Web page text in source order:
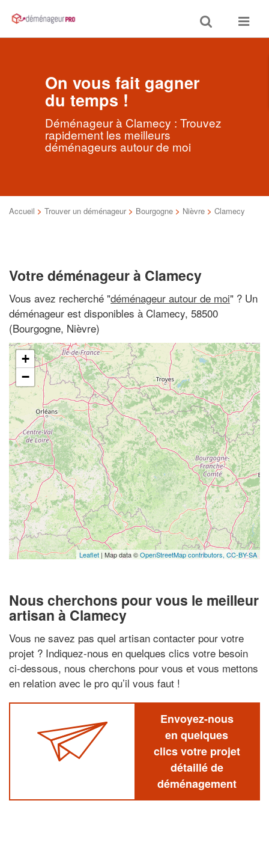
Toggle
search
Toggle
On vous fait gagner
du temps !
Déménageur à Clamecy : Trouvez
rapidement les meilleurs
déménageurs autour de moi
Accueil > Trouver un déménageur > Bourgogne > Nièvre > Clamecy
Votre déménageur à Clamecy
Vous avez recherché "déménageur autour de moi" ? Un
déménageur est disponibles à Clamecy, 58500
(Bourgogne, Nièvre)
+
−
Leaflet | Map data ©OpenStreetMap contributors, CC-BY-SA
Nous cherchons pour vous le meilleur
artisan à Clamecy
Vous ne savez pas quel artisan contacter pour votre
projet ? Indiquez-nous en quelques clics votre besoin
ci-dessous, nous cherchons pour vous et vous mettons
en relation avec le pro qu’il vous faut !
Envoyez-nous
en quelques
clics votre projet
détaillé de
déménagement